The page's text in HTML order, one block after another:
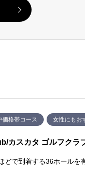
価格帯コース 女性にもお
カスカタ ゴルフクラ
どで到着する36ホールを